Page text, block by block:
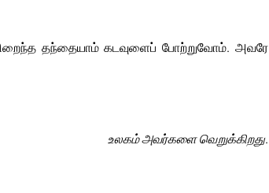
தந்தையாம் கடவுளைப் போற்றுவோம். அவரே
உலகம் அவர்களை வெறுக்கிறது.